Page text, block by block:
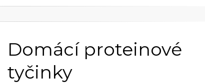
Domácí proteinové
tyčinky